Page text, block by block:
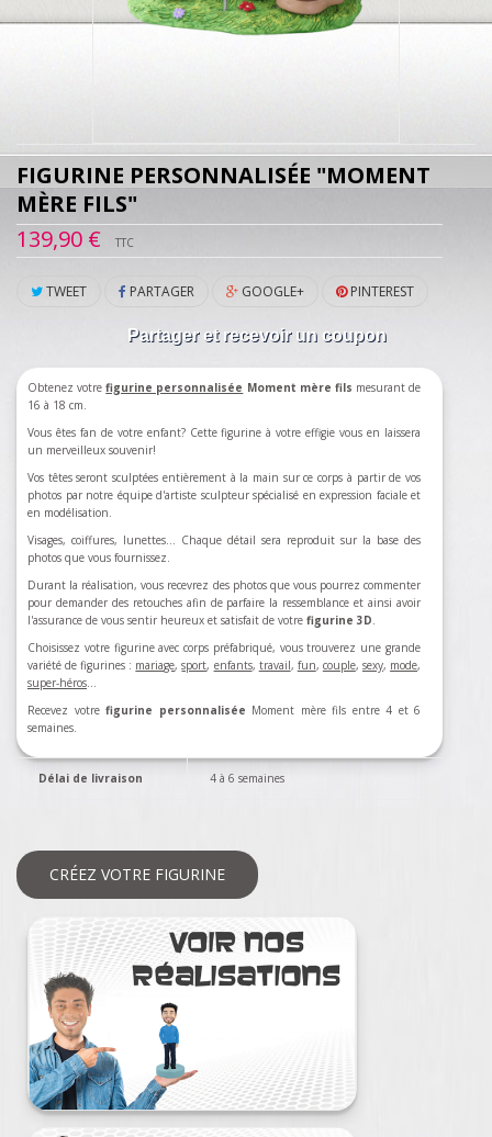
FIGURINE PERSONNALISÉE "MOMENT
MÈRE FILS"
139,90 €
TTC
TWEET PARTAGER GOOGLE+ PINTEREST
Partager et recevoir un coupon
Obtenez votrefigurine personnalisée Moment mère fils mesurant de
16 à 18 cm.
Vous êtes fan de votre enfant? Cette figurine à votre effigie vous en laissera
un merveilleux souvenir!
Vos têtes seront sculptées entièrement à la main sur ce corps à partir de vos
photos par notre équipe d'artiste sculpteur spécialisé en expression faciale et
en modélisation.
Visages, coiffures, lunettes... Chaque détail sera reproduit sur la base des
photos que vous fournissez.
Durant la réalisation, vous recevrez des photos que vous pourrez commenter
pour demander des retouches afin de parfaire la ressemblance et ainsi avoir
l'assurance de vous sentir heureux et satisfait de votre figurine 3D.
Choisissez votre figurine avec corps préfabriqué, vous trouverez une grande
variété de figurines : mariage,sport, enfants, travail, fun, couple, sexy, mode,
super-héros…
Recevez votre figurine personnalisée Moment mère fils entre 4 et 6
semaines.
Délai de livraison 4 à 6 semaines
CRÉEZ VOTRE FIGURINE